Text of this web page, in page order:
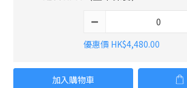
優惠價 HK$4,480.00
加入購物車